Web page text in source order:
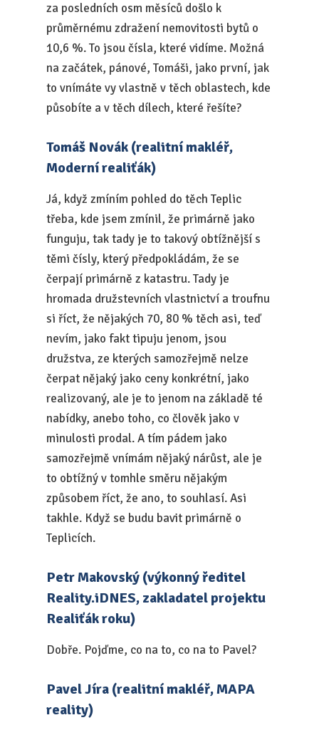
za posledních osm měsíců došlo k
průměrnému zdražení nemovitosti bytů o
10,6 %. To jsou čísla, které vidíme. Možná
na začátek, pánové, Tomáši, jako první, jak
to vnímáte vy vlastně v těch oblastech, kde
působíte a v těch dílech, které řešíte?
Tomáš Novák (realitní makléř,
Moderní realiťák)
Já, když zmíním pohled do těch Teplic
třeba, kde jsem zmínil, že primárně jako
funguju, tak tady je to takový obtížnější s
těmi čísly, který předpokládám, že se
čerpají primárně z katastru. Tady je
hromada družstevních vlastnictví a troufnu
si říct, že nějakých 70, 80 % těch asi, teď
nevím, jako fakt tipuju jenom, jsou
družstva, ze kterých samozřejmě nelze
čerpat nějaký jako ceny konkrétní, jako
realizovaný, ale je to jenom na základě té
nabídky, anebo toho, co člověk jako v
minulosti prodal. A tím pádem jako
samozřejmě vnímám nějaký nárůst, ale je
to obtížný v tomhle směru nějakým
způsobem říct, že ano, to souhlasí. Asi
takhle. Když se budu bavit primárně o
Teplicích.
Petr Makovský (výkonný ředitel
Reality.iDNES, zakladatel projektu
Realiťák roku)
Dobře. Pojďme, co na to, co na to Pavel?
Pavel Jíra (realitní makléř, MAPA
reality)